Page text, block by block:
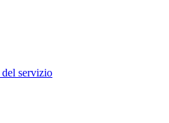
servizio